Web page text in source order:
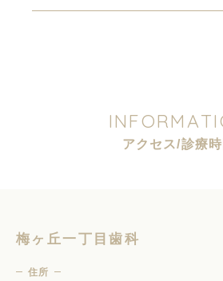
INFORMATI
アクセス/診療時
梅ヶ丘一丁目歯科
住所